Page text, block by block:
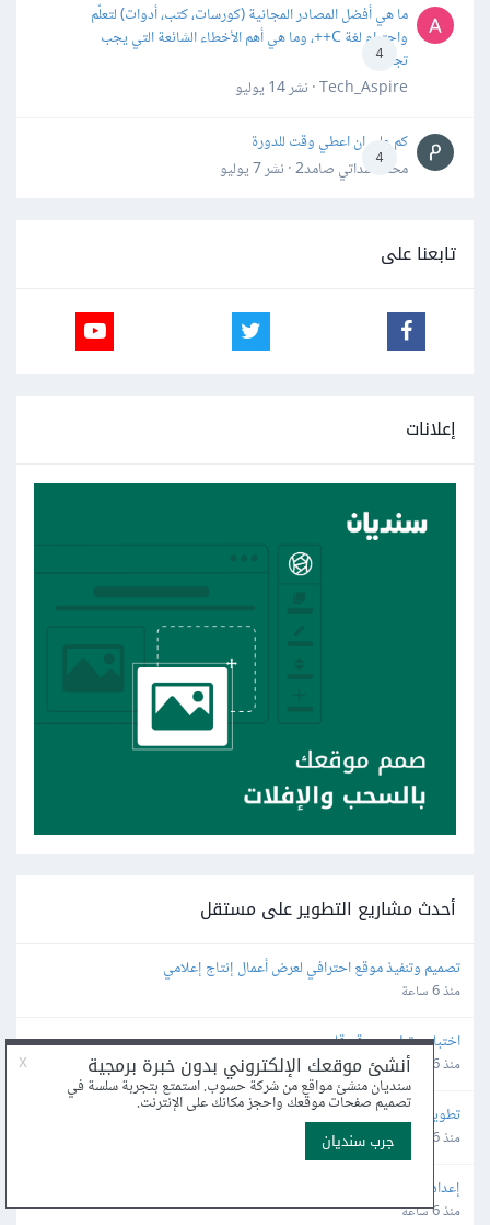
4
ما هي أفضل المصادر المجانية (كورسات، كتب، أدوات) لتعلّم
واحترام لغة C++، وما هي أهم الأخطاء الشائعة التي يجب
تجنبها؟
Tech_Aspire · نشر
14 يوليو
4
كم علي ان اعطي وقت للدورة
محمد سداتي صامد2 · نشر
7 يوليو
تابعنا على
إعلانات
أحدث مشاريع التطوير على مستقل
تصميم وتنفيذ موقع احترافي لعرض أعمال إنتاج إعلامي
منذ 6 ساعة
اختبار و تطوير موقع قايم
منذ 6 ساعة
تطوير تطبيق جوال بسيط (MVP) لقياس وحساب زوايا الكتف
منذ 6 ساعة
إعداد وربط APIs لمنصات الإعلانات (Production Ready)
منذ 6 ساعة